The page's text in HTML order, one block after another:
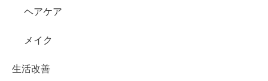
ヘアケア
メイク
生活改善